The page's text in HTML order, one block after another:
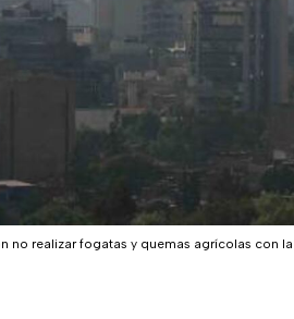
no realizar fogatas y quemas agrícolas con